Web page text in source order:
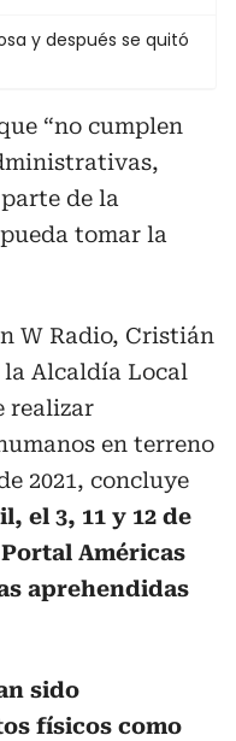
y después se quitó
“no cumplen
de la
tomar la
W Radio, Cristián
Alcaldía Local
realizar
en terreno
2021, concluye
el 3, 11 y 12 de
Américas
aprehendidas
sido
físicos como